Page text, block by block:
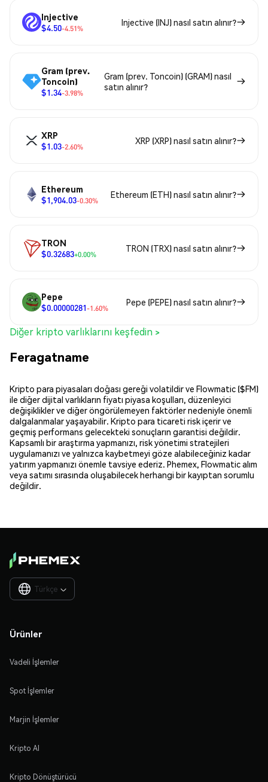
Injective
$4.50-4.51%
Injective (INJ) nasıl satın alınır?
Gram (prev.
Toncoin)
$1.34-3.98%
Gram (prev. Toncoin) (GRAM) nasıl
satın alınır?
XRP
$1.03-2.60%
XRP (XRP) nasıl satın alınır?
Ethereum
$1,904.03-0.30%
Ethereum (ETH) nasıl satın alınır?
TRON
$0.32683+0.00%
TRON (TRX) nasıl satın alınır?
Pepe
$0.00000281-1.60%
Pepe (PEPE) nasıl satın alınır?
Diğer kripto varlıklarını keşfedin >
Feragatname
Kripto para piyasaları doğası gereği volatildir ve Flowmatic ($FM)
ile diğer dijital varlıkların fiyatı piyasa koşulları, düzenleyici
değişiklikler ve diğer öngörülemeyen faktörler nedeniyle önemli
dalgalanmalar yaşayabilir. Kripto para ticareti risk içerir ve
geçmiş performans gelecekteki sonuçların garantisi değildir.
Kapsamlı bir araştırma yapmanızı, risk yönetimi stratejileri
uygulamanızı ve yalnızca kaybetmeyi göze alabileceğiniz kadar
yatırım yapmanızı önemle tavsiye ederiz. Phemex, Flowmatic alım
veya satımı sırasında oluşabilecek herhangi bir kayıptan sorumlu
değildir.
Türkçe 
Ürünler
Vadeli İşlemler
Spot İşlemler
Marjin İşlemler
Kripto Al
Kripto Dönüştürücü